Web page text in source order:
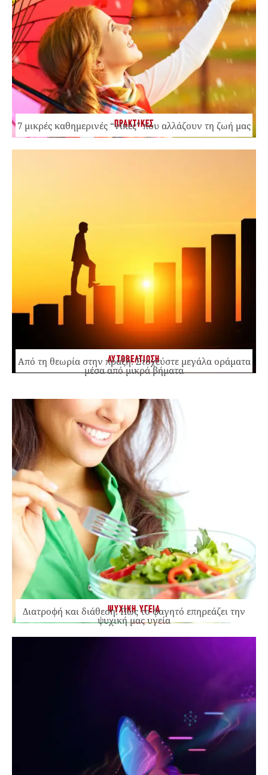
ΠΡΑΚΤΙΚΕΣ
7 μικρές καθημερινές “νίκες” που αλλάζουν τη ζωή μας
ΑΥΤΟΒΕΛΤΙΩΣΗ
Από τη θεωρία στην πράξη: Στοχεύστε μεγάλα οράματα
μέσα από μικρά βήματα
ΨΥΧΙΚΗ ΥΓΕΙΑ
Διατροφή και διάθεση: Πώς το φαγητό επηρεάζει την
ψυχική μας υγεία